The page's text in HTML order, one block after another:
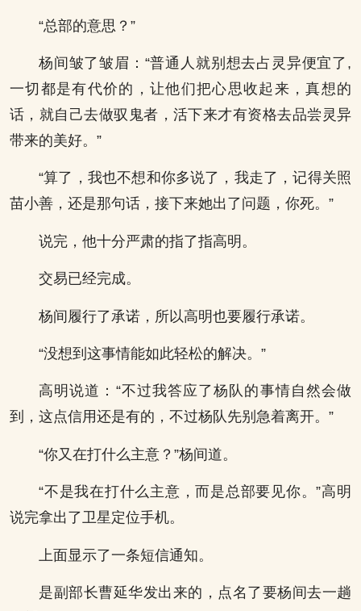
“总部的意思？”
杨间皱了皱眉：“普通人就别想去占灵异便宜了,
一切都是有代价的，让他们把心思收起来，真想的
话，就自己去做驭鬼者，活下来才有资格去品尝灵异
带来的美好。”
“算了，我也不想和你多说了，我走了，记得关照
苗小善，还是那句话，接下来她出了问题，你死。”
说完，他十分严肃的指了指高明。
交易已经完成。
杨间履行了承诺，所以高明也要履行承诺。
“没想到这事情能如此轻松的解决。”
高明说道：“不过我答应了杨队的事情自然会做
到，这点信用还是有的，不过杨队先别急着离开。”
“你又在打什么主意？”杨间道。
“不是我在打什么主意，而是总部要见你。”高明
说完拿出了卫星定位手机。
上面显示了一条短信通知。
是副部长曹延华发出来的，点名了要杨间去一趟